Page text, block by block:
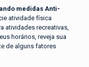
medidas Anti-
atividade física
atividades recreativas,
horários, reveja sua
de alguns fatores